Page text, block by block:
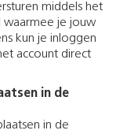
middels het
waarmee je jouw
kun je inloggen
account direct
in de
in de